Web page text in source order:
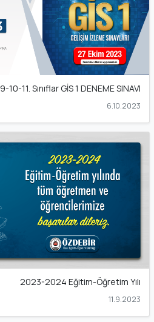
9-10-11. Sınıflar GİS 1 DENEME SINAVI
6.10.2023
2023-2024 Eğitim-Öğretim Yılı
11.9.2023